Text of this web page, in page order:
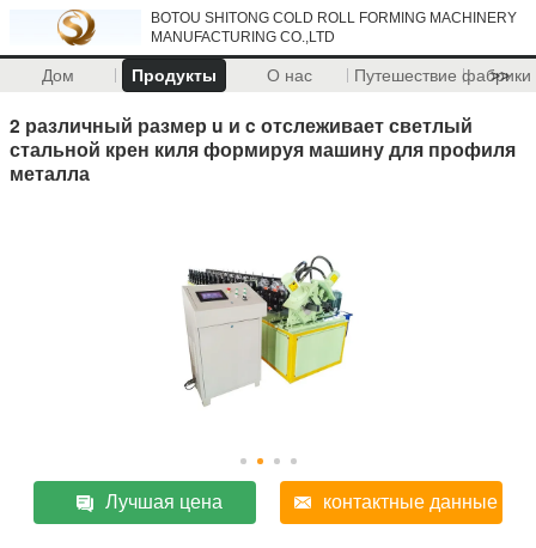
BOTOU SHITONG COLD ROLL FORMING MACHINERY
MANUFACTURING CO.,LTD
Дом Продукты О нас Путешествие фабрики
>>
2 различный размер u и c отслеживает светлый
стальной крен киля формируя машину для профиля
металла
Лучшая цена контактные данные